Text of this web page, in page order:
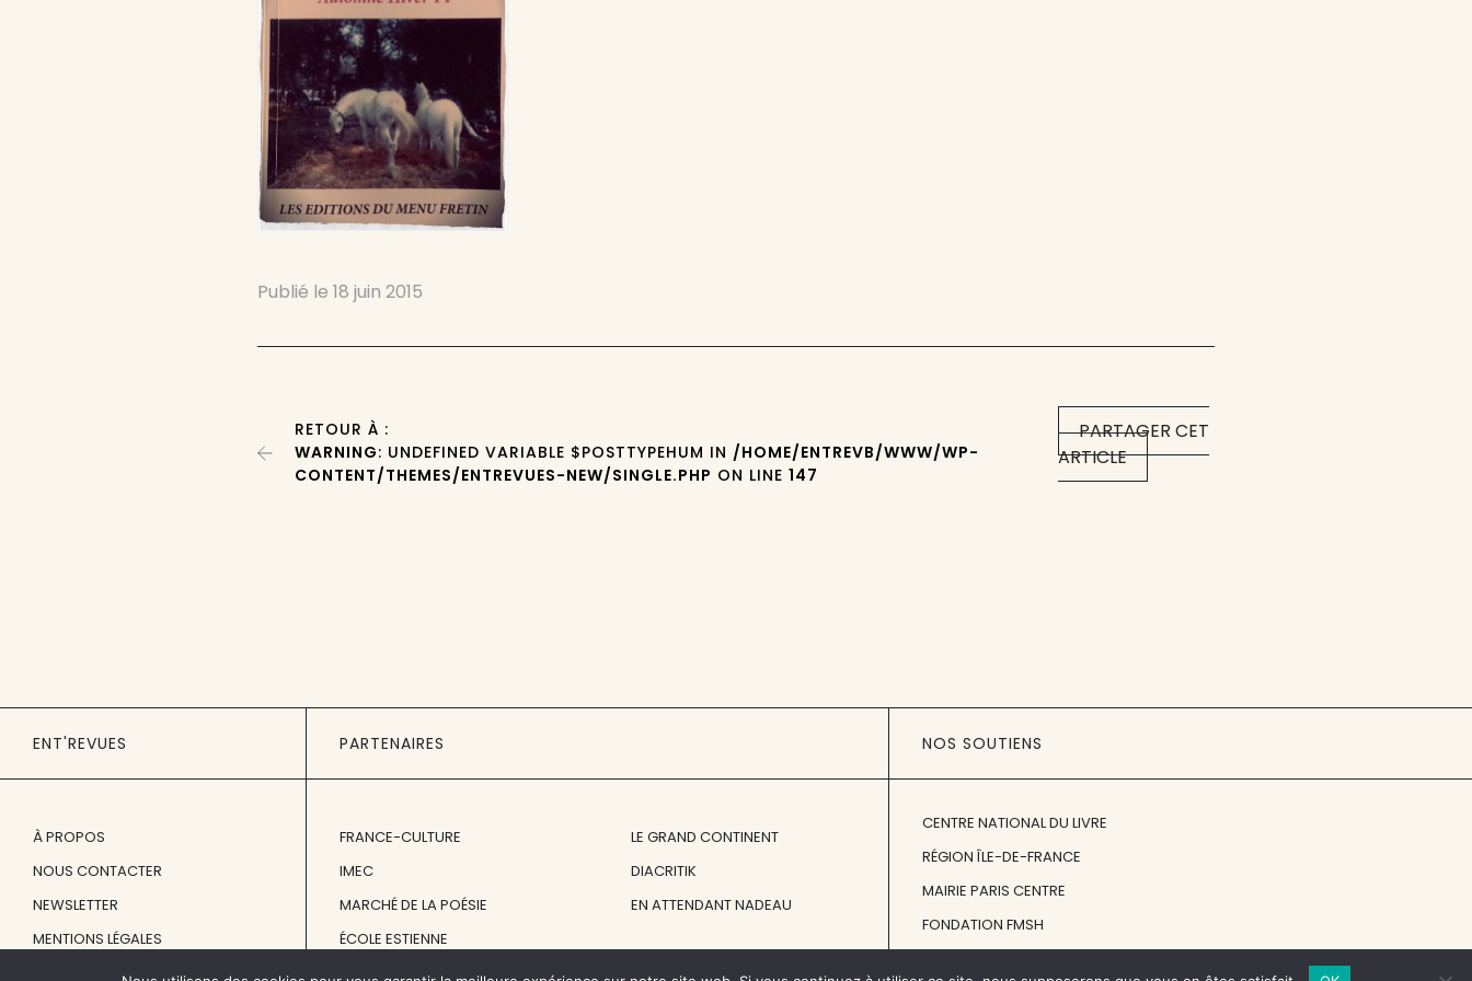
Publié le18 juin 2015
PARTAGER CET
ARTICLE
RETOUR À :
WARNING: UNDEFINED VARIABLE $POSTTYPEHUM IN /HOME/ENTREVB/WWW/WP-
CONTENT/THEMES/ENTREVUES-NEW/SINGLE.PHP ON LINE147
ENT'REVUES
À PROPOS
NOUS CONTACTER
NEWSLETTER
MENTIONS LÉGALES
PARTENAIRES
FRANCE-CULTURE
IMEC
MARCHÉ DE LA POÉSIE
ÉCOLE ESTIENNE
LE GRAND CONTINENT
DIACRITIK
EN ATTENDANT NADEAU
NOS SOUTIENS
CENTRE NATIONAL DU LIVRE
RÉGION ÎLE-DE-FRANCE
MAIRIE PARIS CENTRE
FONDATION FMSH